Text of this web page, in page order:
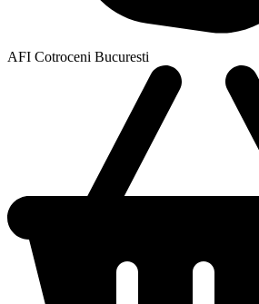
AFI Cotroceni Bucuresti